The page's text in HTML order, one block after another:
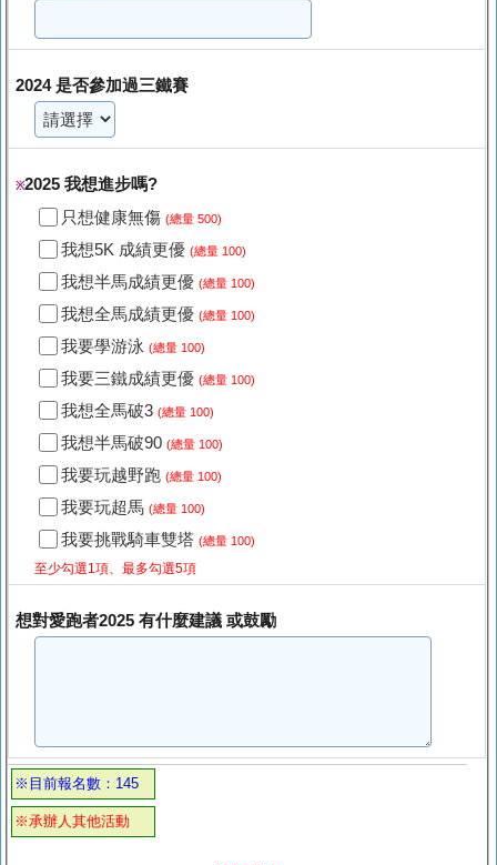
2024 是否參加過三鐵賽
※2025 我想進步嗎?
只想健康無傷 (總量 500)
我想5K 成績更優 (總量 100)
我想半馬成績更優 (總量 100)
我想全馬成績更優 (總量 100)
我要學游泳 (總量 100)
我要三鐵成績更優 (總量 100)
我想全馬破3 (總量 100)
我想半馬破90 (總量 100)
我要玩越野跑 (總量 100)
我要玩超馬 (總量 100)
我要挑戰騎車雙塔 (總量 100)
至少勾選1項、最多勾選5項
想對愛跑者2025 有什麼建議 或鼓勵
※目前報名數：145
※承辦人其他活動